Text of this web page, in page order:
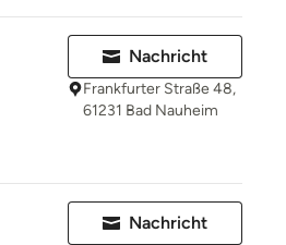
Nachricht
Frankfurter Straße 48,
61231 Bad Nauheim
Nachricht